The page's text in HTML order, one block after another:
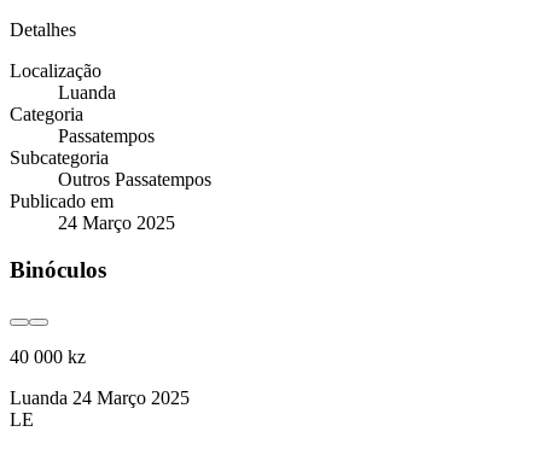
Detalhes
Localização
Luanda
Categoria
Passatempos
Subcategoria
Outros Passatempos
Publicado em
24 Março 2025
Binóculos
40 000 kz
Luanda 24 Março 2025
LE